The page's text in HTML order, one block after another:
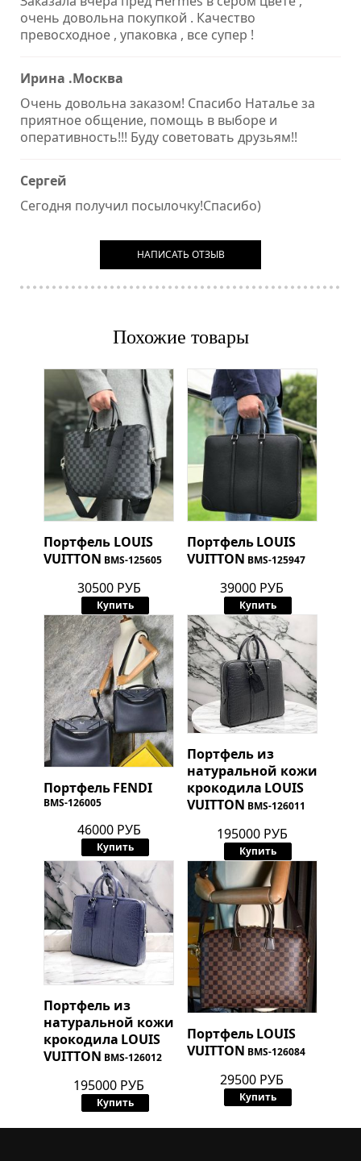
очень довольна покупкой . Качество
превосходное , упаковка , все супер !
Ирина .Москва
Очень довольна заказом! Спасибо Наталье за
приятное общение, помощь в выборе и
оперативность!!! Буду советовать друзьям!!
Сергей
Сегодня получил посылочку!Спасибо)
НАПИСАТЬ ОТЗЫВ
Похожие товары
Портфель LOUIS
VUITTON BMS-125605
30500 РУБ
Купить
Портфель LOUIS
VUITTON BMS-125947
39000 РУБ
Купить
ПортфельFENDI
BMS-126005
46000 РУБ
Купить
Портфель из
натуральной кожи
крокодила LOUIS
VUITTON BMS-126011
195000 РУБ
Купить
Портфель из
натуральной кожи
крокодила LOUIS
VUITTON BMS-126012
195000 РУБ
Купить
Портфель LOUIS
VUITTON BMS-126084
29500 РУБ
Купить